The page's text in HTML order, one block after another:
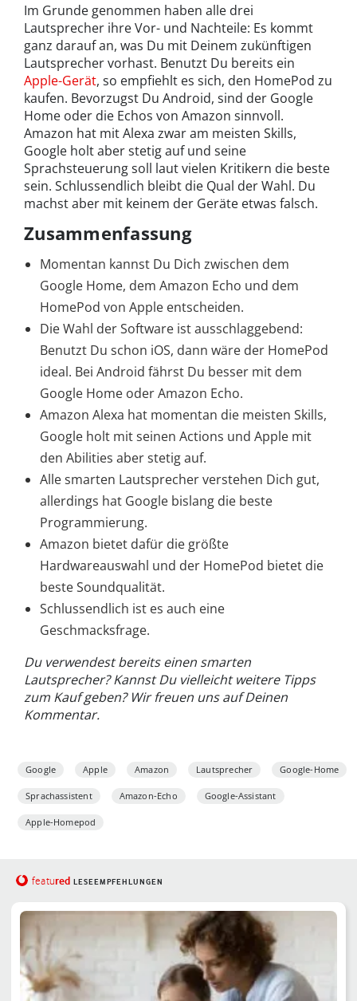
Im Grunde genommen haben alle drei
Lautsprecher ihre Vor- und Nachteile: Es kommt
ganz darauf an, was Du mit Deinem zukünftigen
Lautsprecher vorhast. Benutzt Du bereits ein
Apple-Gerät, so empfiehlt es sich, den HomePod zu
kaufen. Bevorzugst Du Android, sind der Google
Home oder die Echos von Amazon sinnvoll.
Amazon hat mit Alexa zwar am meisten Skills,
Google holt aber stetig auf und seine
Sprachsteuerung soll laut vielen Kritikern die beste
sein. Schlussendlich bleibt die Qual der Wahl. Du
machst aber mit keinem der Geräte etwas falsch.
Zusammenfassung
Momentan kannst Du Dich zwischen dem
Google Home, dem Amazon Echo und dem
HomePod von Apple entscheiden.
Die Wahl der Software ist ausschlaggebend:
Benutzt Du schon iOS, dann wäre der HomePod
ideal. Bei Android fährst Du besser mit dem
Google Home oder Amazon Echo.
Amazon Alexa hat momentan die meisten Skills,
Google holt mit seinen Actions und Apple mit
den Abilities aber stetig auf.
Alle smarten Lautsprecher verstehen Dich gut,
allerdings hat Google bislang die beste
Programmierung.
Amazon bietet dafür die größte
Hardwareauswahl und der HomePod bietet die
beste Soundqualität.
Schlussendlich ist es auch eine
Geschmacksfrage.
Du verwendest bereits einen smarten
Lautsprecher? Kannst Du vielleicht weitere Tipps
zum Kauf geben? Wir freuen uns auf Deinen
Kommentar.
Google Apple Amazon Lautsprecher Google-Home
Sprachassistent Amazon-Echo Google-Assistant
Apple-Homepod
featured LESEEMPFEHLUNGEN